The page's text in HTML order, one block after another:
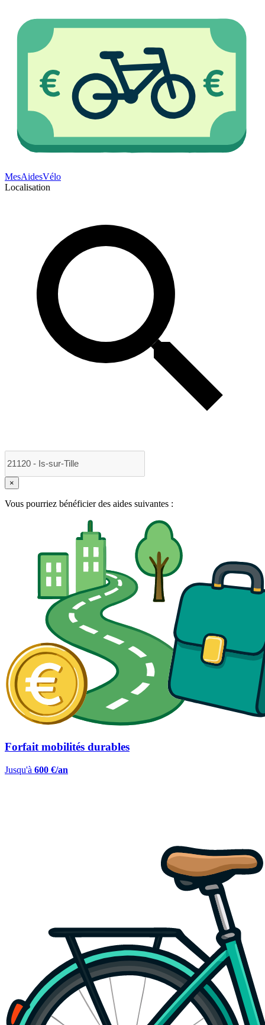
MesAidesVélo
Localisation
×
Vous pourriez bénéficier des aides suivantes :
Forfait mobilités durables
Jusqu'à 600 €/an